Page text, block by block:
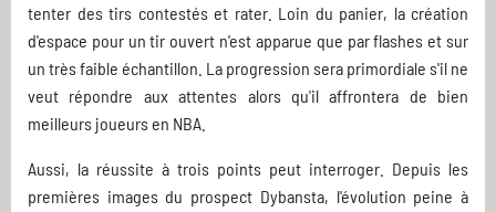
tenter des tirs contestés et rater. Loin du panier, la création
d'espace pour un tir ouvert n'est apparue que par flashes et sur
un très faible échantillon. La progression sera primordiale s'il ne
veut répondre aux attentes alors qu'il affrontera de bien
meilleurs joueurs en NBA.
Aussi, la réussite à trois points peut interroger. Depuis les
premières images du prospect Dybansta, l'évolution peine à